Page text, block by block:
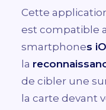
Cette
est compatible
smartphones
la
de cibler une
la carte devant